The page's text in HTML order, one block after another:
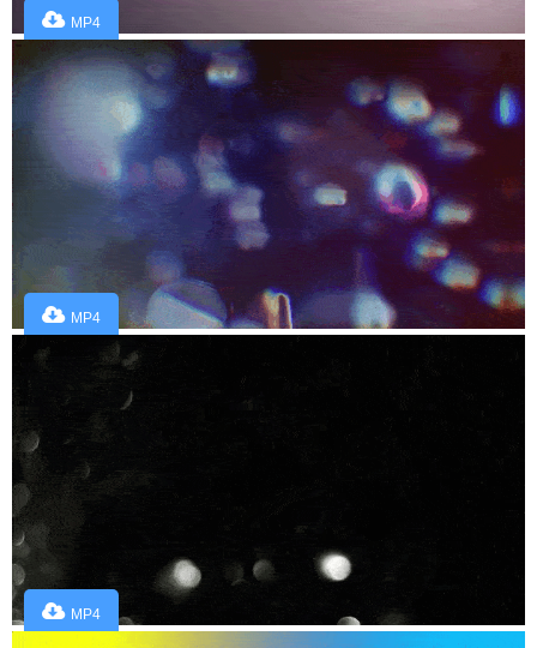
MP4
MP4
MP4